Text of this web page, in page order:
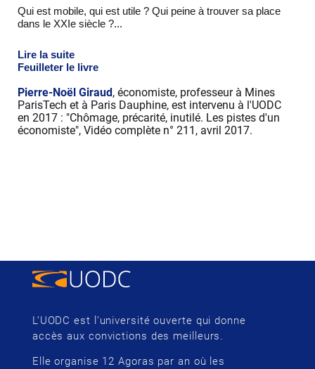
Qui est mobile, qui est utile ? Qui peine à trouver sa place
dans le XXIe siècle ?...
Lire la suite
Feuilleter le livre
Pierre-Noël Giraud , économiste, professeur à Mines
ParisTech et à Paris Dauphine, est intervenu à l'UODC
en 2017 : "Chômage, précarité, inutilé. Les pistes d'un
économiste", Vidéo complète n° 211, avril 2017.
L’UODC est l’université ouverte qui donne
accès aux convictions des meilleurs.
Elle organise 12 Agoras par an où les